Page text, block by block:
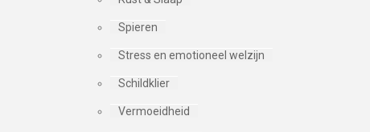
Spieren
Stress en emotioneel welzijn
Schildklier
Vermoeidheid